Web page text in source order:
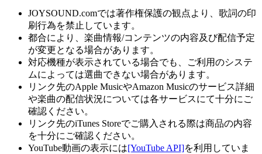
JOYSOUND.comでは著作権保護の観点より、歌詞の印
刷行為を禁止しています。
都合により、楽曲情報/コンテンツの内容及び配信予定
が変更となる場合があります。
対応機種が表示されている場合でも、ご利用のシステ
ムによっては選曲できない場合があります。
リンク先のApple MusicやAmazon Musicのサービス詳細
や楽曲の配信状況については各サービスにて十分にご
確認ください。
リンク先のiTunes Storeでご購入される際は商品の内容
を十分にご確認ください。
YouTube動画の表示には[YouTube API]を利用していま